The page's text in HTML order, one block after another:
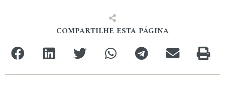
COMPARTILHE ESTA PÁGINA